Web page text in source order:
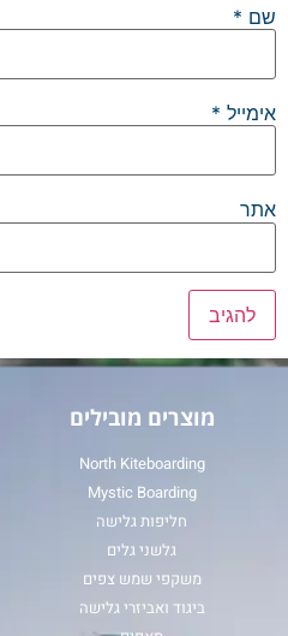
שם *
אימייל *
אתר
מוצרים מובילים
North Kiteboarding
Mystic Boarding
חליפות גלישה
גלשני גלים
משקפי שמש צפים
ביגוד ואביזרי גלישה